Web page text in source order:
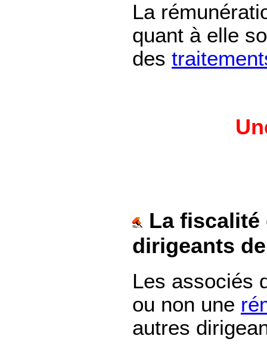
La
quant à elle
des
La fiscalité
dirigeants
Les associés
ou non une
autres